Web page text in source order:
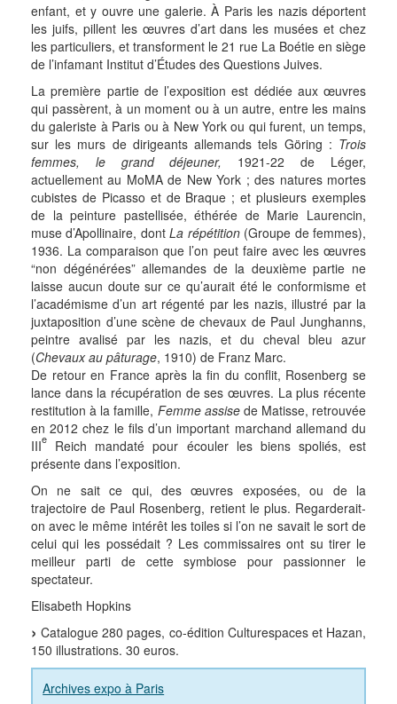
enfant, et y ouvre une galerie. À Paris les nazis déportent
les juifs, pillent les œuvres d’art dans les musées et chez
les particuliers, et transforment le 21 rue La Boétie en siège
de l’infamant Institut d’Études des Questions Juives.
La première partie de l’exposition est dédiée aux œuvres
qui passèrent, à un moment ou à un autre, entre les mains
du galeriste à Paris ou à New York ou qui furent, un temps,
sur les murs de dirigeants allemands tels Göring : Trois
femmes, le grand déjeuner,
1921-22 de Léger,
actuellement au MoMA de New York ; des natures mortes
cubistes de Picasso et de Braque ; et plusieurs exemples
de la peinture pastellisée, éthérée de Marie Laurencin,
muse d’Apollinaire, dontLa répétition(Groupe de femmes),
1936. La comparaison que l’on peut faire avec les œuvres
“non dégénérées” allemandes de la deuxième partie ne
laisse aucun doute sur ce qu’aurait été le conformisme et
l’académisme d’un art régenté par les nazis, illustré par la
juxtaposition d’une scène de chevaux de Paul Junghanns,
peintre avalisé par les nazis, et du cheval bleu azur
(Chevaux au pâturage, 1910) de Franz Marc.
De retour en France après la fin du conflit, Rosenberg se
lance dans la récupération de ses œuvres. La plus récente
restitution à la famille, Femme assisede Matisse, retrouvée
en 2012 chez le fils d’un important marchand allemand du
IIIe
Reich mandaté pour écouler les biens spoliés, est
présente dans l’exposition.
On ne sait ce qui, des œuvres exposées, ou de la
trajectoire de Paul Rosenberg, retient le plus. Regarderait-
on avec le même intérêt les toiles si l’on ne savait le sort de
celui qui les possédait ? Les commissaires ont su tirer le
meilleur parti de cette symbiose pour passionner le
spectateur.
Elisabeth Hopkins
Catalogue 280 pages, co-édition Culturespaces et Hazan,
150 illustrations. 30 euros.
Archives expo à Paris